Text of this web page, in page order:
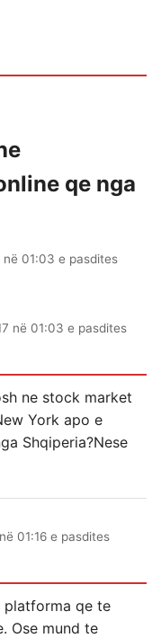
qe nga
në 01:03 e pasdites
në 01:03 e pasdites
ne stock market
York apo e
Shqiperia?Nese
01:16 e pasdites
platforma qe te
Ose mund te